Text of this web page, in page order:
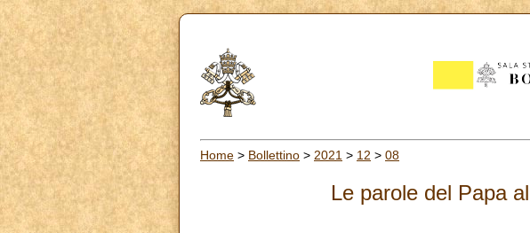
Home > Bollettino > 2021 > 12 > 08
Le parole del Papa